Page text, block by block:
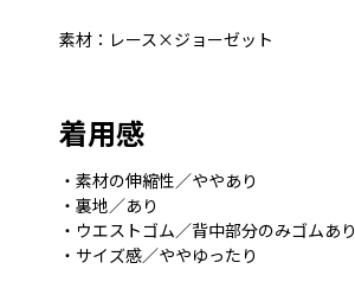
素材：レース×ジョーゼット
着用感
・素材の伸縮性／ややあり
・裏地／あり
・ウエストゴム／背中部分のみゴムあり
・サイズ感／ややゆったり